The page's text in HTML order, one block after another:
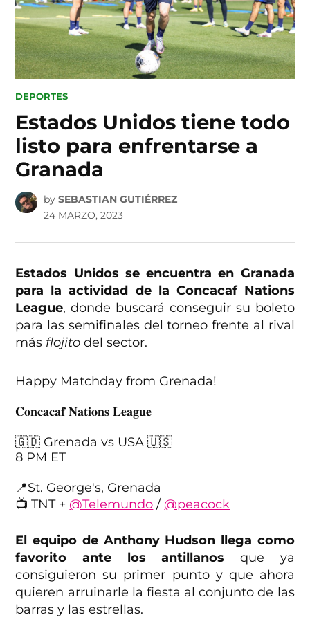
POSTED
DEPORTES
Estados Unidos tiene todo
listo para enfrentarse a
Granada
by SEBASTIAN GUTIÉRREZ
24 MARZO, 2023
Estados Unidos se encuentra en Granada
para la actividad de la Concacaf Nations
League, donde buscará conseguir su boleto
para las semifinales del torneo frente al rival
más flojito del sector.
Happy Matchday from Grenada!
𝐂𝐨𝐧𝐜𝐚𝐜𝐚𝐟 𝐍𝐚𝐭𝐢𝐨𝐧𝐬 𝐋𝐞𝐚𝐠𝐮𝐞
🇬🇩 Grenada vs USA 🇺🇸
8 PM ET
📍St. George's, Grenada
📺 TNT + @Telemundo / @peacock
Match Preview »https://t.co/wi9JNVOyD7
pic.twitter.com/I0GRxF5Dgi
— U.S. Men's National Soccer Team
(@USMNT)March 24, 2023
El equipo de Anthony Hudson llega como
favorito ante los antillanos que ya
consiguieron su primer punto y que ahora
quieren arruinarle la fiesta al conjunto de las
barras y las estrellas.